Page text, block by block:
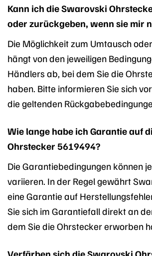
Kann ich die Swarovski
oder zurückgeben, wenn sie mir
Die Möglichkeit zum Umtausch
hängt von den jeweiligen
Händlers ab, bei dem Sie die
haben. Bitte informieren Sie sich
die geltenden
Wie lange habe ich Garantie auf
Ohrstecker 5619494?
Die Garantiebedingungen können
variieren. In der Regel gewährt
eine Garantie auf
Sie sich im Garantiefall direkt an
dem Sie die Ohrstecker erworben
Verfärben sich die Swarovski